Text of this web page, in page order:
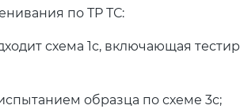
по ТР ТС:
схема 1с, включающая
образца по схеме 3с;